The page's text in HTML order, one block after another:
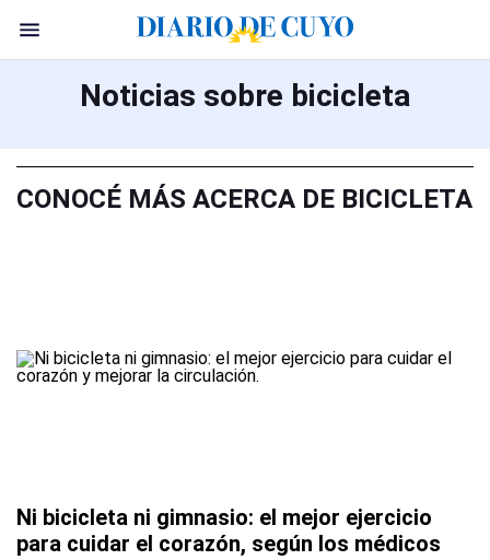
Noticias sobre bicicleta
CONOCÉ MÁS ACERCA DE BICICLETA
Ni bicicleta ni gimnasio: el mejor ejercicio
para cuidar el corazón, según los médicos